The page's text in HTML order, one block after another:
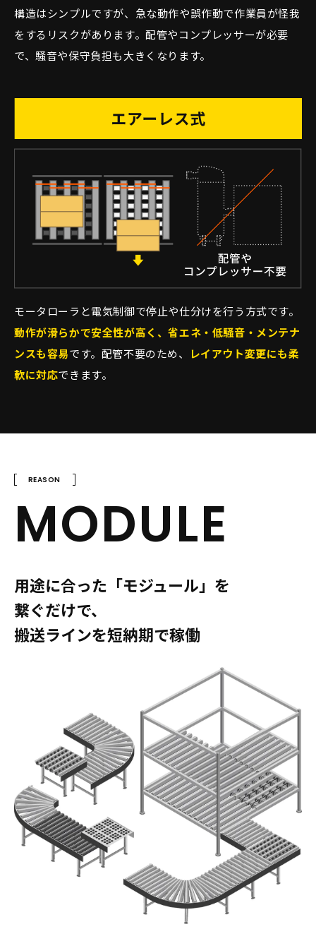
構造はシンプルですが、急な動作や誤作動で作業員が怪我
をするリスクがあります。配管やコンプレッサーが必要
で、騒音や保守負担も大きくなります。
モータローラと電気制御で停止や仕分けを行う方式です。
動作が滑らかで安全性が高く、省エネ・低騒音・メンテナ
ンスも容易です。配管不要のため、
レイアウト変更にも柔
軟に対応できます。
REASON
MODULE
用途に合った「モジュール」を
繋ぐだけで、
搬送ラインを短納期で稼働